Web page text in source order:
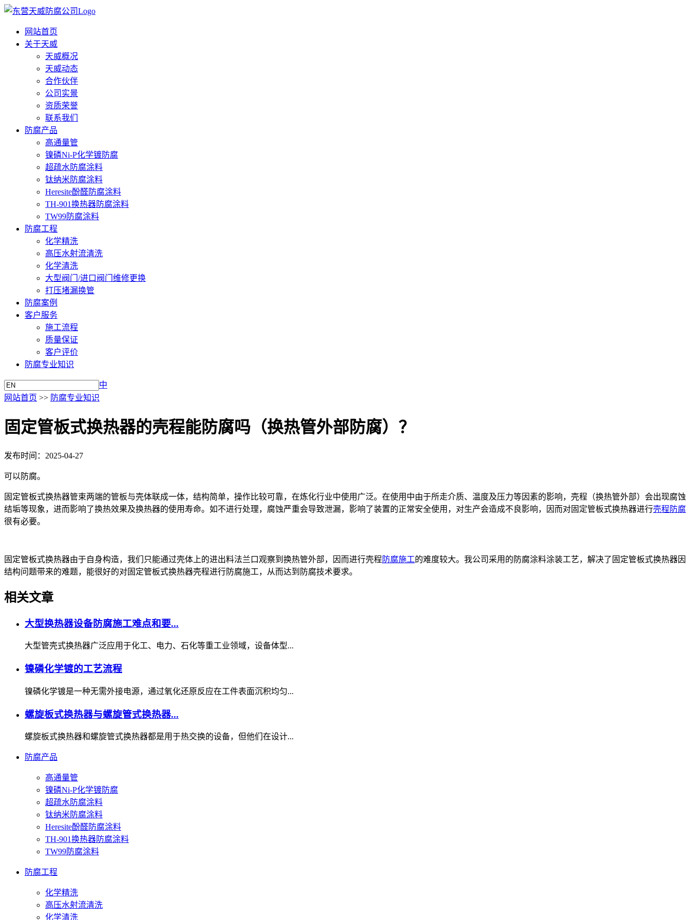
网站首页
关于天威
天威概况
天威动态
合作伙伴
公司实景
资质荣誉
联系我们
防腐产品
高通量管
镍磷Ni-P化学镀防腐
超疏水防腐涂料
钛纳米防腐涂料
Heresite酚醛防腐涂料
TH-901换热器防腐涂料
TW99防腐涂料
防腐工程
化学精洗
高压水射流清洗
化学清洗
大型阀门/进口阀门维修更换
打压堵漏换管
防腐案例
客户服务
施工流程
质量保证
客户评价
防腐专业知识
中
网站首页 >> 防腐专业知识
固定管板式换热器的壳程能防腐吗（换热管外部防腐）？
发布时间：2025-04-27
可以防腐。
固定管板式换热器管束两端的管板与壳体联成一体，结构简单，操作比较可靠，在炼化行业中使用广泛。在使用中由于所走介质、温度及压力等因素的影响，壳程（换热管外部）会出现腐蚀
结垢等现象，进而影响了换热效果及换热器的使用寿命。如不进行处理，腐蚀严重会导致泄漏，影响了装置的正常安全使用，对生产会造成不良影响，因而对固定管板式换热器进行壳程防腐
很有必要。
固定管板式换热器由于自身构造，我们只能通过壳体上的进出料法兰口观察到换热管外部，因而进行壳程 防腐施工的难度较大。我公司采用的防腐涂料涂装工艺，解决了固定管板式换热器因
结构问题带来的难题，能很好的对固定管板式换热器壳程进行防腐施工，从而达到防腐技术要求。
相关文章
大型换热器设备防腐施工难点和要...
大型管壳式换热器广泛应用于化工、电力、石化等重工业领域，设备体型...
镍磷化学镀的工艺流程
镍磷化学镀是一种无需外接电源，通过氧化还原反应在工件表面沉积均匀...
螺旋板式换热器与螺旋管式换热器...
螺旋板式换热器和螺旋管式换热器都是用于热交换的设备，但他们在设计...
防腐产品
高通量管
镍磷Ni-P化学镀防腐
超疏水防腐涂料
钛纳米防腐涂料
Heresite酚醛防腐涂料
TH-901换热器防腐涂料
TW99防腐涂料
防腐工程
化学精洗
高压水射流清洗
化学清洗